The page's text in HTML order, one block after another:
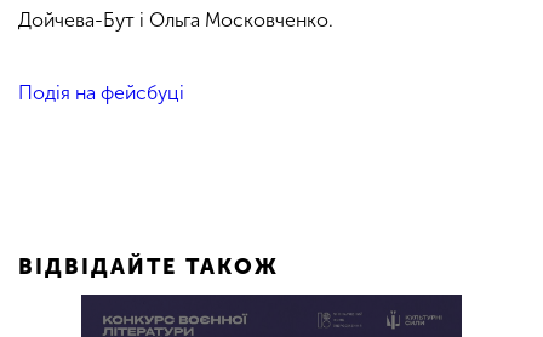
Дойчева-Бут і Ольга Московченко.
Подія на фейсбуці
ВІДВІДАЙТЕ ТАКОЖ